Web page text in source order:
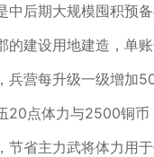
中后期大规模囤积预
的建设用地建造，单
兵营每升级一级增加
20点体力与2500铜
节省主力武将体力用